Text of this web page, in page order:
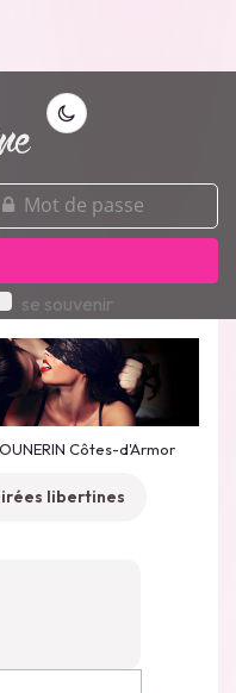
se souvenir
Côtes-d'Armor
libertines